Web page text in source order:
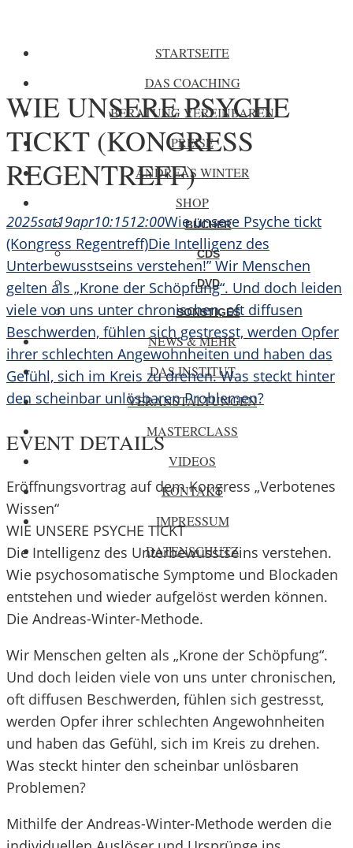
STARTSEITE
DAS COACHING
BERATUNG VEREINBAREN
PREISE
ANDREAS WINTER
SHOP
BÜCHER
CDS
DVD
SONSTIGES
NEWS & MEHR
DAS INSTITUT
VERANSTALTUNGEN
MASTERCLASS
VIDEOS
KONTAKT
IMPRESSUM
DATENSCHUTZ
WIE UNSERE PSYCHE
TICKT (KONGRESS
REGENTREFF)
2025sat19apr10:1512:00Wie unsere Psyche tickt
(Kongress Regentreff)Die Intelligenz des
Unterbewusstseins verstehen!” Wir Menschen
gelten als „Krone der Schöpfung“. Und doch leiden
viele von uns unter chronischen, oft diffusen
Beschwerden, fühlen sich gestresst, werden Opfer
ihrer schlechten Angewohnheiten und haben das
Gefühl, sich im Kreis zu drehen. Was steckt hinter
den scheinbar unlösbaren Problemen?
EVENT DETAILS
Eröffnungsvortrag auf dem Kongress „Verbotenes
Wissen“
WIE UNSERE PSYCHE TICKT
Die Intelligenz des Unterbewusstseins verstehen.
Wie psychosomatische Symptome und Blockaden
entstehen und wieder aufgelöst werden können.
Die Andreas-Winter-Methode.
Wir Menschen gelten als „Krone der Schöpfung“.
Und doch leiden viele von uns unter chronischen,
oft diffusen Beschwerden, fühlen sich gestresst,
werden Opfer ihrer schlechten Angewohnheiten
und haben das Gefühl, sich im Kreis zu drehen.
Was steckt hinter den scheinbar unlösbaren
Problemen?
Mithilfe der Andreas-Winter-Methode werden die